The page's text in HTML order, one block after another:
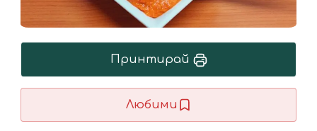
Принтирай
Любими